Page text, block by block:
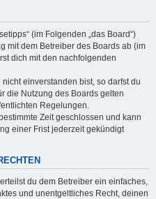
(im Folgenden „das Board“)
mit dem Betreiber des Boards ab (im
dich mit den nachfolgenden
einverstanden bist, so darfst du
die Nutzung des Boards gelten
Regelungen.
Zeit geschlossen und kann
einer Frist jederzeit gekündigt
du dem Betreiber ein einfaches,
und unentgeltliches Recht, deinen